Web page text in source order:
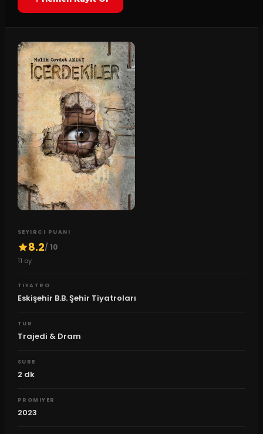
SEYIRCI PUANI
8.2/ 10
11 oy
TIYATRO
Eskişehir B.B. Şehir Tiyatroları
TUR
Trajedi & Dram
SURE
2 dk
PROMIYER
2023